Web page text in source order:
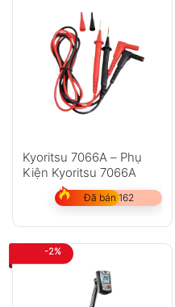
Kyoritsu 7066A – Phụ
Kiện Kyoritsu 7066A
Đã bán 162
-2%